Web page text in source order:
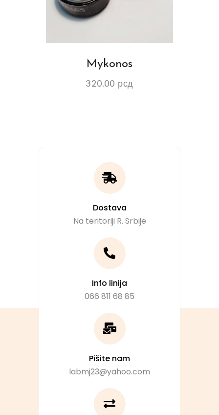
Mykonos
320.00 рсд
Dostava
Na teritoriji R. Srbije
Info linija
066 811 68 85
Pišite nam
labmj23@yahoo.com